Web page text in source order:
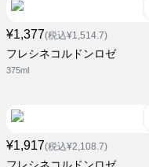
¥1,377(税込¥1,514.7)
フレシネコルドンロゼ
375ml
¥1,917(税込¥2,108.7)